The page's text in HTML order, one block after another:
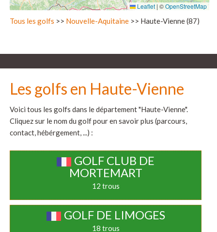
Leaflet | ©OpenStreetMap
Tous les golfs >> Nouvelle-Aquitaine >> Haute-Vienne (87)
Les golfs en Haute-Vienne
Voici tous les golfs dans le département "Haute-Vienne".
Cliquez sur le nom du golf pour en savoir plus (parcours,
contact, hébérgement, ...) :
GOLF CLUB DE
MORTEMART
12 trous
GOLF DE LIMOGES
18 trous